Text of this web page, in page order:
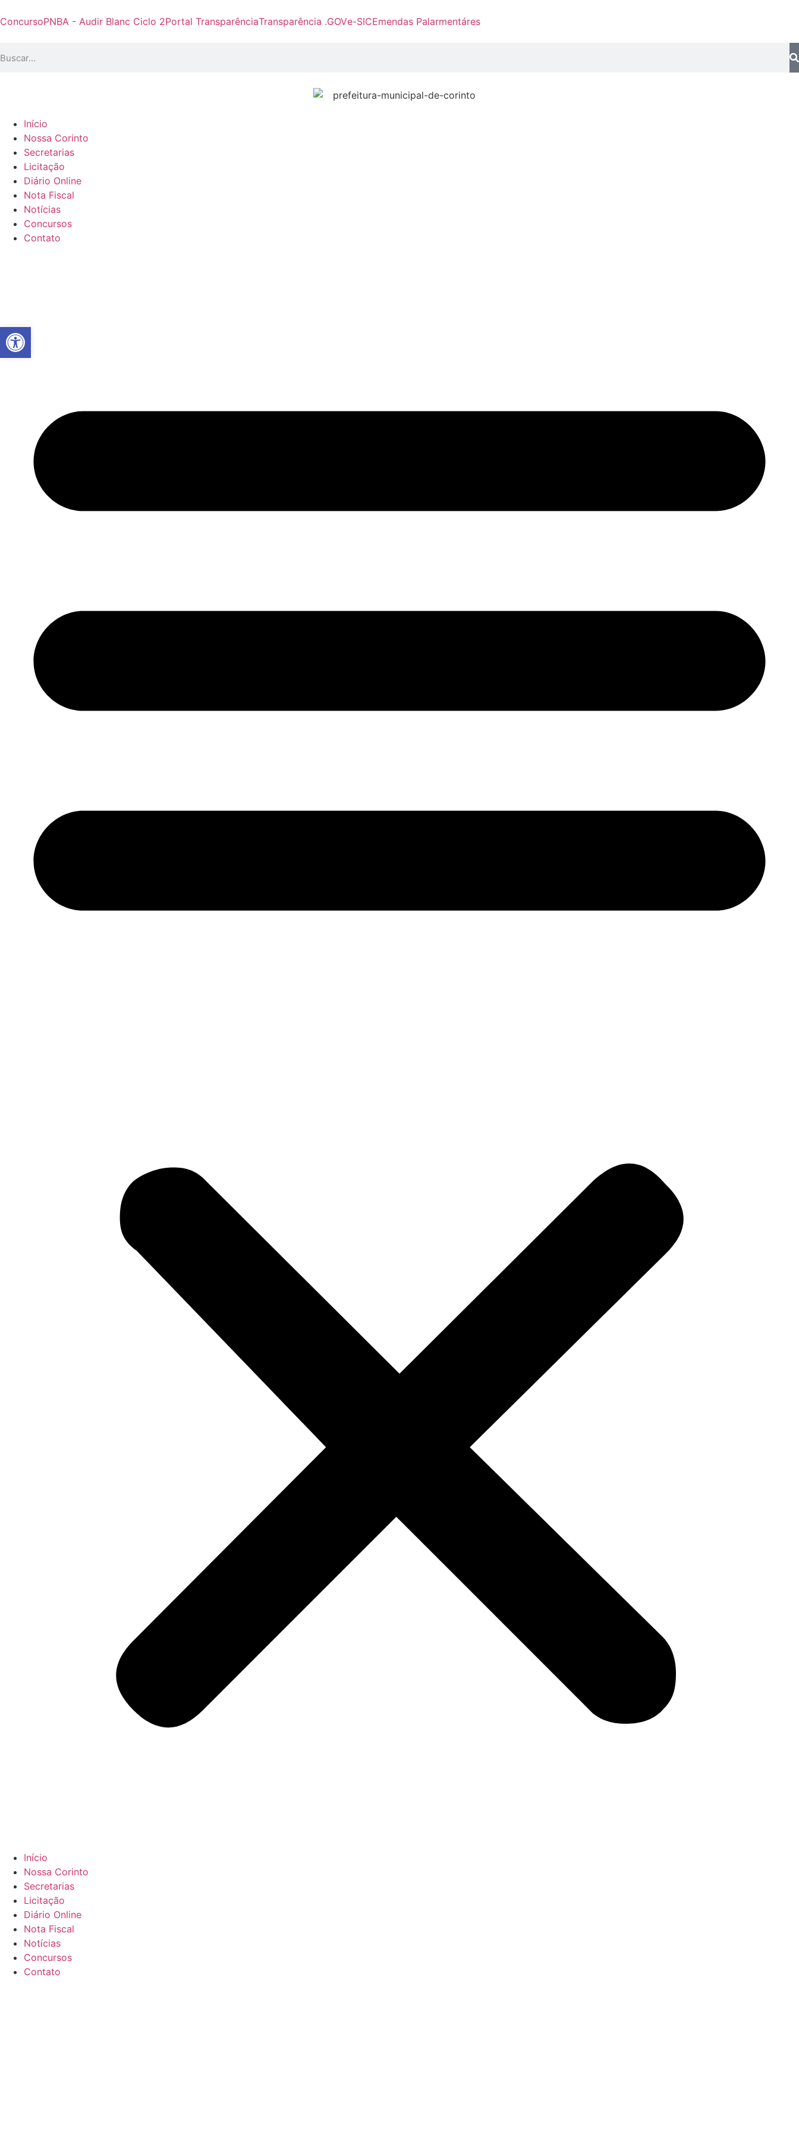
ConcursoPNBA - Audir Blanc Ciclo 2Portal TransparênciaTransparência .GOVe-SICEmendas Palarmentáres
Início
Nossa Corinto
Secretarias
Licitação
Diário Online
Nota Fiscal
Notícias
Concursos
Contato
Início
Nossa Corinto
Secretarias
Licitação
Diário Online
Nota Fiscal
Notícias
Concursos
Contato
Abrir a barra de ferramentas